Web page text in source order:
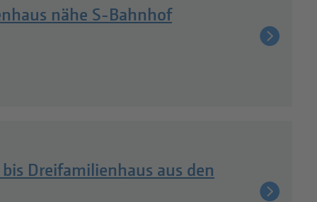
nähe S-Bahnhof
Dreifamilienhaus aus den